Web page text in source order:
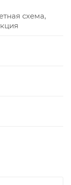
схема,